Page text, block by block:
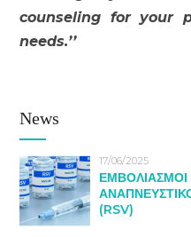
counseling for your
needs.’’
News
17/06/2025
(RSV)